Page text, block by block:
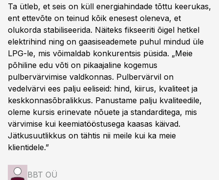
Ta ütleb, et seis on küll energiahindade tõttu keerukas,
ent ettevõte on teinud kõik enesest oleneva, et
olukorda stabiliseerida. Näiteks fikseeriti õigel hetkel
elektrihind ning on gaasiseademete puhul mindud üle
LPG-le, mis võimaldab konkurentsis püsida. „Meie
põhiline edu võti on pikaajaline kogemus
pulbervärvimise valdkonnas. Pulbervärvil on
vedelvärvi ees palju eeliseid: hind, kiirus, kvaliteet ja
keskkonnasõbralikkus. Panustame palju kvaliteedile,
oleme kursis erinevate nõuete ja standarditega, mis
värvimise kui keemiatööstusega kaasas käivad.
Jätkusuutlikkus on tähtis nii meile kui ka meie
klientidele.”
BBT OÜ